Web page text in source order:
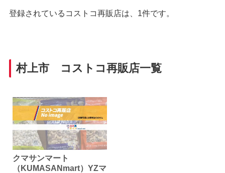
登録されているコストコ再販店は、1件です。
村上市 コストコ再販店一覧
クマサンマート
（KUMASANmart）YZマ